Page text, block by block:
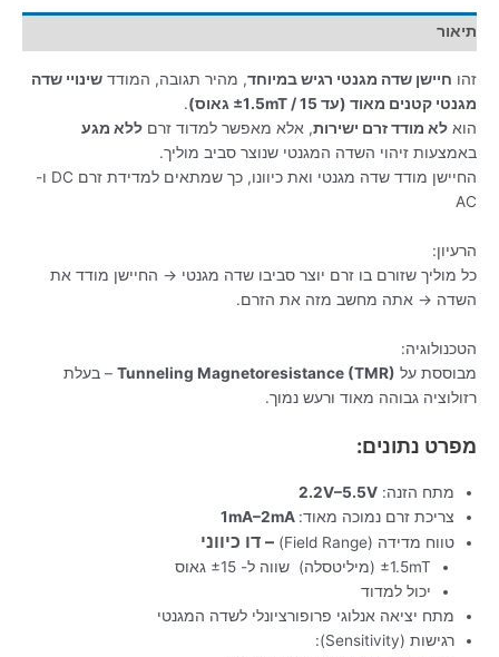
תיאור
זהו חיישן שדה מגנטי רגיש במיוחד, מהיר תגובה, המודד שינויי שדה
מגנטי קטנים מאוד (עד ±1.5mT / 15 גאוס)
.
הוא לא מודד זרם ישירות, אלא מאפשר למדוד זרם ללא מגע
באמצעות זיהוי השדה המגנטי שנוצר סביב מוליך.
החיישן מודד שדה מגנטי ואת כיוונו, כך שמתאים למדידת זרם DC ו-
AC
הרעיון:
כל מוליך שזורם בו זרם יוצר סביבו שדה מגנטי → החיישן מודד את
השדה → אתה מחשב מזה את הזרם.
הטכנולוגיה:
מבוססת על Tunneling Magnetoresistance (TMR) – בעלת
רזולוציה גבוהה מאוד ורעש נמוך.
מפרט נתונים:
מתח הזנה: 2.2V–5.5V
צריכת זרם נמוכה מאוד:
טווח מדידה (Field Range)
– דו כיווני
±1.5mT (מיליטסלה) שווה ל- ±15 גאוס
יכול למדוד
מתח יציאה אנלוגי פרופורציונלי לשדה המגנטי
רגישות (Sensitivity):